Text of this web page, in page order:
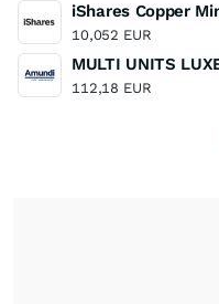
10,052 EUR
112,18 EUR